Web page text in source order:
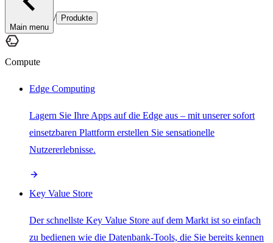
Main menu
/ Produkte
Compute
Edge Computing
Lagern Sie Ihre Apps auf die Edge aus – mit unserer sofort
einsetzbaren Plattform erstellen Sie sensationelle
Nutzererlebnisse.
Key Value Store
Der schnellste Key Value Store auf dem Markt ist so einfach
zu bedienen wie die Datenbank-Tools, die Sie bereits kennen